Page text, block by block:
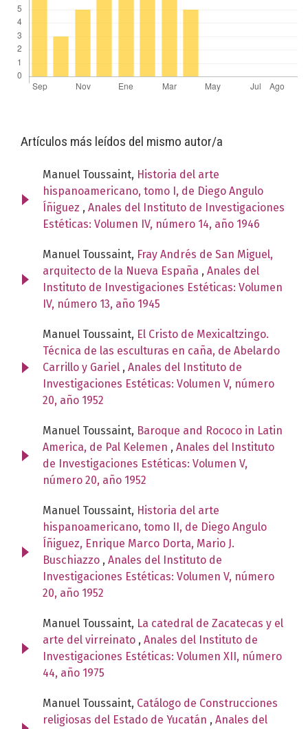
Artículos más leídos del mismo autor/a
Manuel Toussaint, Historia del arte
hispanoamericano, tomo I, de Diego Angulo
Íñiguez , Anales del Instituto de Investigaciones
Estéticas: Volumen IV, número 14, año 1946
Manuel Toussaint, Fray Andrés de San Miguel,
arquitecto de la Nueva España , Anales del
Instituto de Investigaciones Estéticas: Volumen
IV, número 13, año 1945
Manuel Toussaint, El Cristo de Mexicaltzingo.
Técnica de las esculturas en caña, de Abelardo
Carrillo y Gariel , Anales del Instituto de
Investigaciones Estéticas: Volumen V, número
20, año 1952
Manuel Toussaint, Baroque and Rococo in Latin
America, de Pal Kelemen , Anales del Instituto
de Investigaciones Estéticas: Volumen V,
número 20, año 1952
Manuel Toussaint, Historia del arte
hispanoamericano, tomo II, de Diego Angulo
Íñiguez, Enrique Marco Dorta, Mario J.
Buschiazzo , Anales del Instituto de
Investigaciones Estéticas: Volumen V, número
20, año 1952
Manuel Toussaint, La catedral de Zacatecas y el
arte del virreinato , Anales del Instituto de
Investigaciones Estéticas: Volumen XII, número
44, año 1975
Manuel Toussaint, Catálogo de Construcciones
religiosas del Estado de Yucatán , Anales del